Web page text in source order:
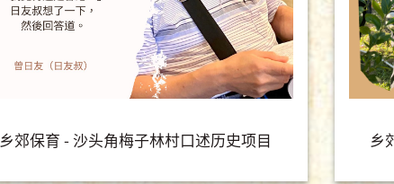
乡郊保育 - 沙头角梅子林村口述历史项目 乡